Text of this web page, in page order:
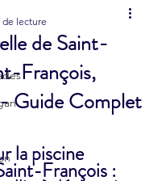
de Saint-
François,
Guide Complet
de lecture
la piscine
François :